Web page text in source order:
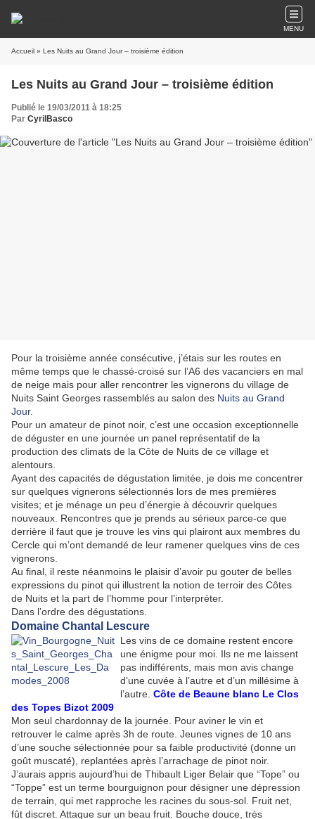
MENU
Accueil » Les Nuits au Grand Jour – troisième édition
Les Nuits au Grand Jour – troisième édition
Publié le 19/03/2011 à 18:25
Par CyrilBasco
Pour la troisième année consécutive, j’étais sur les routes en
même temps que le chassé-croisé sur l’A6 des vacanciers en mal
de neige mais pour aller rencontrer les vignerons du village de
Nuits Saint Georges rassemblés au salon des Nuits au Grand
Jour.
Pour un amateur de pinot noir, c’est une occasion exceptionnelle
de déguster en une journée un panel représentatif de la
production des climats de la Côte de Nuits de ce village et
alentours.
Ayant des capacités de dégustation limitée, je dois me concentrer
sur quelques vignerons sélectionnés lors de mes premières
visites; et je ménage un peu d’énergie à découvrir quelques
nouveaux. Rencontres que je prends au sérieux parce-ce que
derrière il faut que je trouve les vins qui plairont aux membres du
Cercle qui m’ont demandé de leur ramener quelques vins de ces
vignerons.
Au final, il reste néanmoins le plaisir d’avoir pu gouter de belles
expressions du pinot qui illustrent la notion de terroir des Côtes
de Nuits et la part de l’homme pour l’interpréter.
Dans l’ordre des dégustations.
Domaine Chantal Lescure
Les vins de ce domaine restent encore
une énigme pour moi. Ils ne me laissent
pas indifférents, mais mon avis change
d’une cuvée à l’autre et d’un millésime à
l’autre. Côte de Beaune blanc Le Clos
des Topes Bizot 2009
Mon seul chardonnay de la journée. Pour aviner le vin et
retrouver le calme après 3h de route. Jeunes vignes de 10 ans
d’une souche sélectionnée pour sa faible productivité (donne un
goût muscaté), replantées après l’arrachage de pinot noir.
J’aurais appris aujourd’hui de Thibault Liger Belair que “Tope” ou
“Toppe” est un terme bourguignon pour désigner une dépression
de terrain, qui met rapproche les racines du sous-sol. Fruit net,
fût discret. Attaque sur un beau fruit. Bouche douce, très